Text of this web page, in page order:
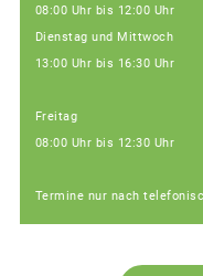
08:00 Uhr bis 12:00 Uhr
Dienstag und Mittwoch
13:00 Uhr bis 16:30 Uhr
Freitag
08:00 Uhr bis 12:30 Uhr
Termine nur nach